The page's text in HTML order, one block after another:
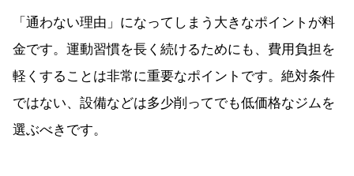
「通わない理由」になってしまう大きなポイントが料
金です。運動習慣を長く続けるためにも、費用負担を
軽くすることは非常に重要なポイントです。絶対条件
ではない、設備などは多少削ってでも低価格なジムを
選ぶべきです。